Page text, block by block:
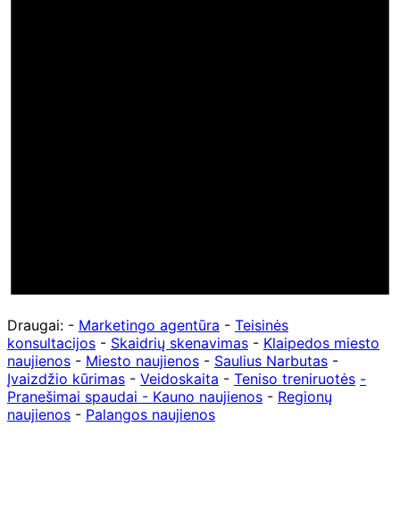
Draugai: - Marketingo agentūra - Teisinės
konsultacijos - Skaidrių skenavimas - Klaipedos miesto
naujienos - Miesto naujienos - Saulius Narbutas -
Įvaizdžio kūrimas - Veidoskaita - Teniso treniruotės -
Pranešimai spaudai - Kauno naujienos - Regionų
naujienos - Palangos naujienos